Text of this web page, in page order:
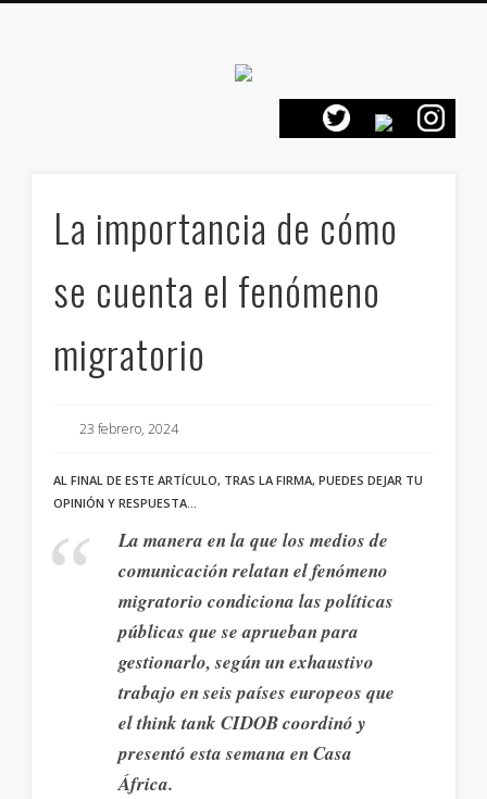
positivo
La importancia de cómo
se cuenta el fenómeno
migratorio
23 febrero, 2024
AL FINAL DE ESTE ARTÍCULO, TRAS LA FIRMA, PUEDES DEJAR TU
OPINIÓN Y RESPUESTA…
La manera en la que los medios de
comunicación relatan el fenómeno
migratorio condiciona las políticas
públicas que se aprueban para
gestionarlo, según un exhaustivo
trabajo en seis países europeos que
el think tank CIDOB coordinó y
presentó esta semana en Casa
África.